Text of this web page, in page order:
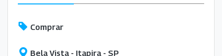
Comprar
Bela Vista - Itapira - SP